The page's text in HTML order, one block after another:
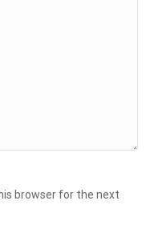
browser for the next